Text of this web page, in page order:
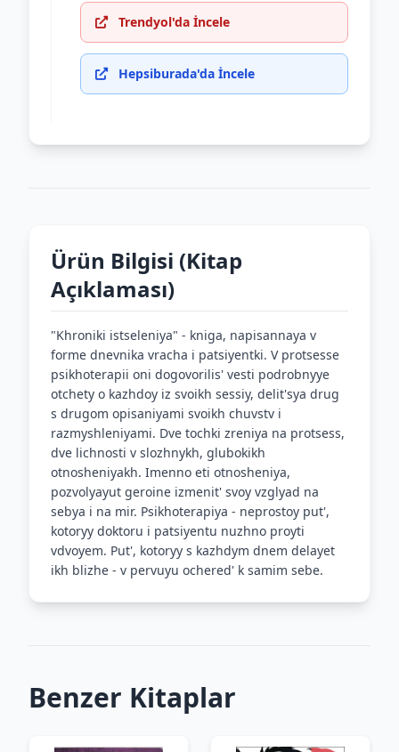
Trendyol'da İncele
Hepsiburada'da İncele
Ürün Bilgisi (Kitap
Açıklaması)
"Khroniki istseleniya" - kniga, napisannaya v
forme dnevnika vracha i patsiyentki. V protsesse
psikhoterapii oni dogovorilis' vesti podrobnyye
otchety o kazhdoy iz svoikh sessiy, delit'sya drug
s drugom opisaniyami svoikh chuvstv i
razmyshleniyami. Dve tochki zreniya na protsess,
dve lichnosti v slozhnykh, glubokikh
otnosheniyakh. Imenno eti otnosheniya,
pozvolyayut geroine izmenit' svoy vzglyad na
sebya i na mir. Psikhoterapiya - neprostoy put',
kotoryy doktoru i patsiyentu nuzhno proyti
vdvoyem. Put', kotoryy s kazhdym dnem delayet
ikh blizhe - v pervuyu ochered' k samim sebe.
Benzer Kitaplar